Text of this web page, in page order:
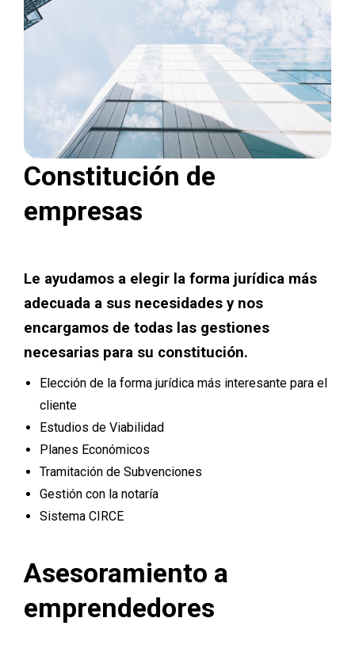
Constitución de
empresas
Le ayudamos a elegir la forma jurídica más
adecuada a sus necesidades y nos
encargamos de todas las gestiones
necesarias para su constitución.
Elección de la forma jurídica más interesante para el
cliente
Estudios de Viabilidad
Planes Económicos
Tramitación de Subvenciones
Gestión con la notaría
Sistema CIRCE
Asesoramiento a
emprendedores